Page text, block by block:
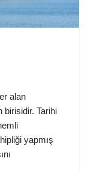
alan
Tarihi
yapmış